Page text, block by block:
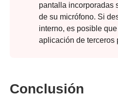
pantalla incorporadas
de su micrófono. Si
interno, es posible
aplicación de terceros
Conclusión